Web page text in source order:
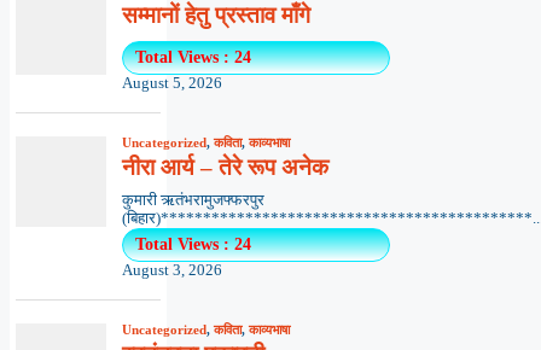
सम्मानों हेतु प्रस्ताव माँगे
Total Views : 24
August 5, 2026
Uncategorized,कविता,काव्यभाषा
नीरा आर्य – तेरे रूप अनेक
कुमारी ऋतंभरामुजफ्फरपुर
Total Views : 24
August 3, 2026
Uncategorized,कविता,काव्यभाषा